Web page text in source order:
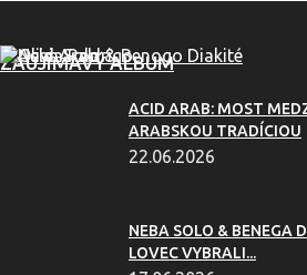
ZAUJÍMAVÝ ALBUM
ACID ARAB: MOST
ARABSKOU TRADÍCIOU
22.06.2026
NEBA SOLO & BENEGA
LOVEC VYBRALI...